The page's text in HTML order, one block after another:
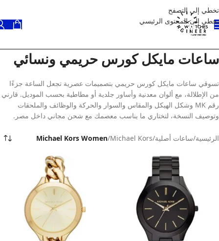
تخطي إلى التصفح
تخطي إلى المحتوى الرئيسي
ساعات مايكل كورس حريمي ونسائي
تسوقي ساعات مايكل كورس حريمي بتصميمات عصرية تجعل الساعة جزءًا
من الإطلالة، مع ألوان معدنية وأساور جلدية أو مطاطية بحسب الموديل. قارني
رقم MK وشكل الهيكل والمقاس والسوار والحركة والوظائف والملحقات
وتوصيف النسخة، لتختاري ما يناسب معصمك مع شحن مجاني داخل مصر.
الرئيسية/ساعات أصلية/
Michael Kors
/
Michael Kors Women